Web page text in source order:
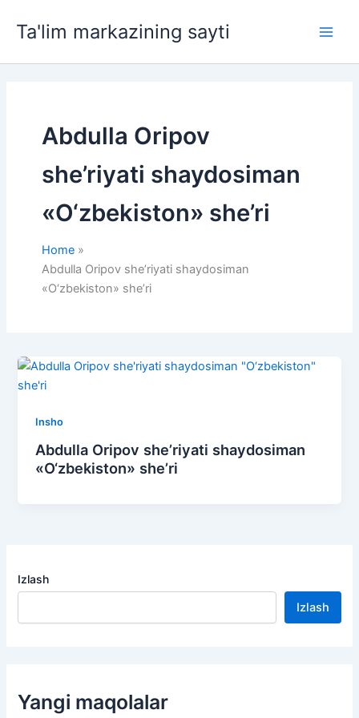
Ta'lim markazining sayti
Abdulla Oripov
she’riyati shaydosiman
«O‘zbekiston» she’ri
Home
Abdulla Oripov she’riyati shaydosiman
«O‘zbekiston» she’ri
Insho
Abdulla Oripov she’riyati shaydosiman
«O‘zbekiston» she’ri
Izlash
Izlash
Yangi maqolalar